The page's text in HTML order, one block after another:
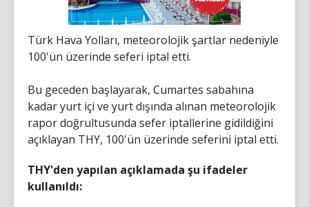
Türk Hava Yolları, meteorolojik şartlar nedeniyle
100'ün üzerinde seferi iptal etti.
Bu geceden başlayarak, Cumartes sabahına
kadar yurt içi ve yurt dışında alınan meteorolojik
rapor doğrultusunda sefer iptallerine gidildiğini
açıklayan THY, 100'ün üzerinde seferini iptal etti.
THY'den yapılan açıklamada şu ifadeler
kullanıldı: